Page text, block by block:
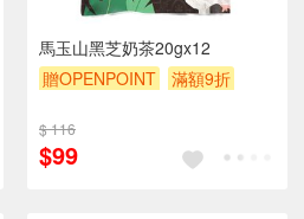
馬玉山黑芝奶茶20gx12
贈OPENPOINT
滿額9折
$ 116
$99